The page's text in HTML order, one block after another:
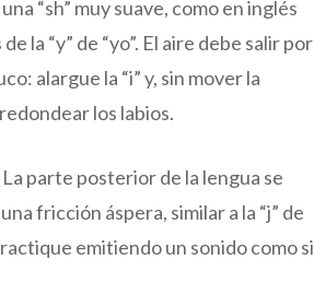
“sh” muy suave, como en inglés
la “y” de “yo”. El aire debe salir por
alargue la “i” y, sin mover la
los labios.
La parte posterior de la lengua se
fricción áspera, similar a la “j” de
emitiendo un sonido como si